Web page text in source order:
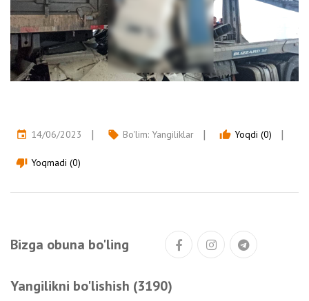
event 14/06/2023 local_offer Bo'lim: Yangiliklar thumb_up Yoqdi (0)
thumb_down Yoqmadi (0)
Bizga obuna bo'ling
Yangilikni bo'lishish (3190)